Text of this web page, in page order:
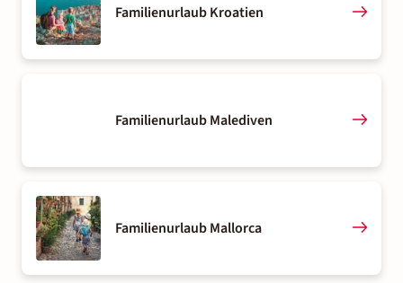
Familienurlaub Kroatien
Familienurlaub Malediven
Familienurlaub Mallorca